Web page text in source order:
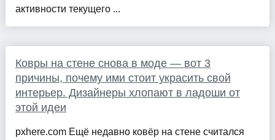
активности текущего ...
Ковры на стене снова в моде — вот 3
причины, почему ими стоит украсить свой
интерьер. Дизайнеры хлопают в ладоши от
этой идеи
pxhere.com Ещё недавно ковёр на стене считался